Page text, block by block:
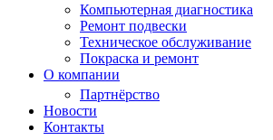
Компьютерная диагностика
Ремонт подвески
Техническое обслуживание
Покраска и ремонт
О компании
Партнёрство
Новости
Контакты